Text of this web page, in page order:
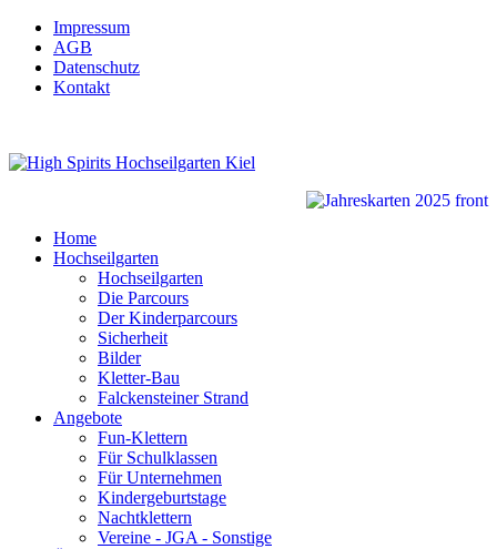
Impressum
AGB
Datenschutz
Kontakt
Home
Hochseilgarten
Hochseilgarten
Die Parcours
Der Kinderparcours
Sicherheit
Bilder
Kletter-Bau
Falckensteiner Strand
Angebote
Fun-Klettern
Für Schulklassen
Für Unternehmen
Kindergeburtstage
Nachtklettern
Vereine - JGA - Sonstige